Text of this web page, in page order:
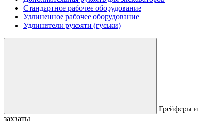
Стандартное рабочее оборудование
Удлиненное рабочее оборудование
Удлинители рукояти (гуськи)
Грейферы и
захваты